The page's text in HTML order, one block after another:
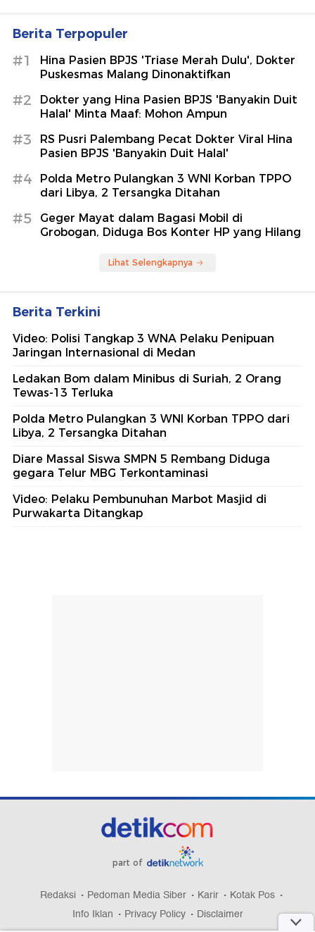
Berita Terpopuler
#1
Hina Pasien BPJS 'Triase Merah Dulu', Dokter
Puskesmas Malang Dinonaktifkan
#2
Dokter yang Hina Pasien BPJS 'Banyakin Duit
Halal' Minta Maaf: Mohon Ampun
#3
RS Pusri Palembang Pecat Dokter Viral Hina
Pasien BPJS 'Banyakin Duit Halal'
#4
Polda Metro Pulangkan 3 WNI Korban TPPO
dari Libya, 2 Tersangka Ditahan
#5
Geger Mayat dalam Bagasi Mobil di
Grobogan, Diduga Bos Konter HP yang Hilang
Lihat Selengkapnya
Berita Terkini
Video: Polisi Tangkap 3 WNA Pelaku Penipuan
Jaringan Internasional di Medan
Ledakan Bom dalam Minibus di Suriah, 2 Orang
Tewas-13 Terluka
Polda Metro Pulangkan 3 WNI Korban TPPO dari
Libya, 2 Tersangka Ditahan
Diare Massal Siswa SMPN 5 Rembang Diduga
gegara Telur MBG Terkontaminasi
Video: Pelaku Pembunuhan Marbot Masjid di
Purwakarta Ditangkap
part of
Redaksi Pedoman Media Siber Karir
Kotak Pos
Info Iklan
Privacy Policy Disclaimer